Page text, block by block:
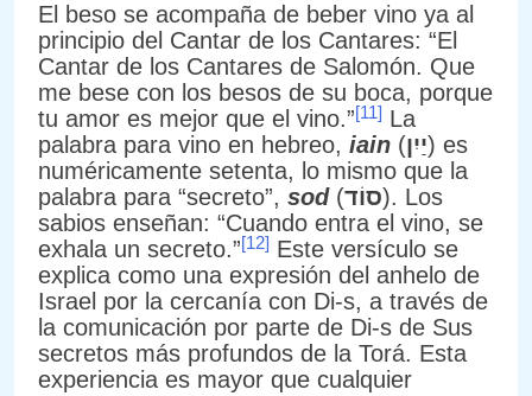
El beso se acompaña de beber vino ya al
principio del Cantar de los Cantares: “El
Cantar de los Cantares de Salomón. Que
me bese con los besos de su boca, porque
tu amor es mejor que el vino.”[11] La
palabra para vino en hebreo, iain (יַיִן) es
numéricamente setenta, lo mismo que la
palabra para “secreto”, sod(סוֹד). Los
sabios enseñan: “Cuando entra el vino, se
exhala un secreto.”[12] Este versículo se
explica como una expresión del anhelo de
Israel por la cercanía con Di-s, a través de
la comunicación por parte de Di-s de Sus
secretos más profundos de la Torá. Esta
experiencia es mayor que cualquier